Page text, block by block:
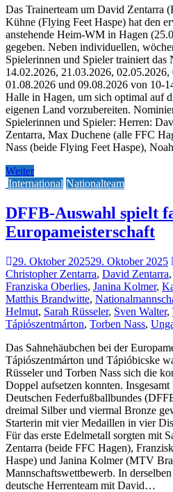
Das Trainerteam um David Zentarra
Kühne (Flying Feet Haspe) hat den
anstehende Heim-WM in Hagen
gegeben. Neben individuellen,
Spielerinnen und Spieler trainiert das
14.02.2026, 21.03.2026,
01.08.2026 und 09.08.2026 von 10-
Halle in Hagen, um sich optimal auf
eigenen Land vorzubereiten.
Spielerinnen und Spieler: Herren:
Zentarra, Max Duchene (alle FFC
Nass (beide Flying Feet Haspe),
Weiter
International Nationalteam
DFFB-Auswahl spielt
Europameisterschaft
29. Oktober 202529. Oktober 2025
Christopher Zentarra, David Zentarra,
Franziska Oberlies, Janina Kolmer,
Matthis Brandwitte,
Helmut, Sarah Rüsseler, Sven Walter,
Tápiószentmárton, Torben Nass,
Das Sahnehäubchen bei der
Tápiószentmárton und Tápióbicske
Rüsseler und Torben Nass sich die
Doppel aufsetzen konnten.
Deutschen Federfußballbundes
dreimal Silber und viermal Bronze
Starterin mit vier Medaillen in vier
Für das erste Edelmetall sorgten mit
Zentarra (beide FFC Hagen),
Haspe) und Janina Kolmer (MTV
Mannschaftswettbewerb. In
deutsche Herrenteam mit David…